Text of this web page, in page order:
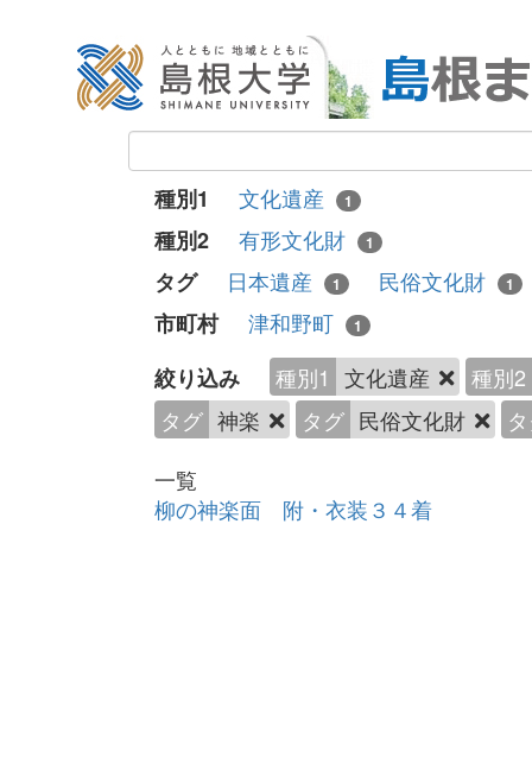
種別1 文化遺産 1
種別2 有形文化財 1
タグ 日本遺産 1 民俗文化財 1
市町村 津和野町 1
絞り込み 種別1 文化遺産
種別2
タグ 神楽 タグ 民俗文化財
一覧
柳の神楽面 附・衣装３４着